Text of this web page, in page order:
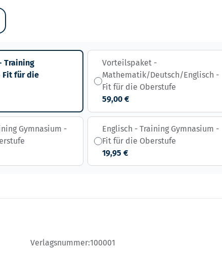
Training
Fit für die
Vorteilspaket -
Mathematik/Deutsch/Englisch -
Fit für die Oberstufe
59,00 €
Gymnasium -
Englisch - Training Gymnasium -
Fit für die Oberstufe
19,95 €
Verlagsnummer:100001